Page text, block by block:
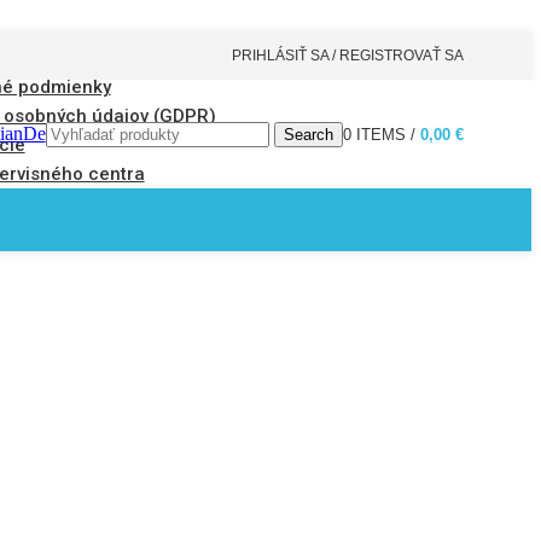
podmienky
údajov (GDPR)
centra
PRIHLÁSIŤ SA / REGISTROVAŤ SA
Search 0 ITEMS / 0,00 €